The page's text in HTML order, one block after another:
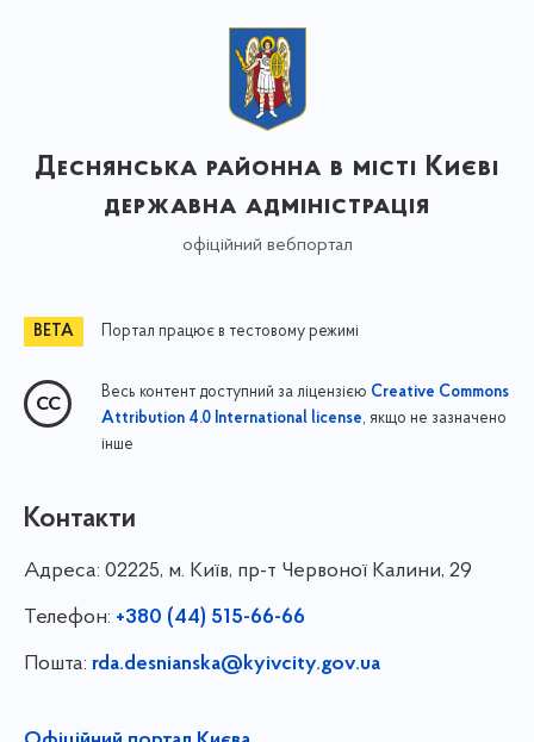
Деснянська районна в місті Києві
державна адміністрація
офіційний вебпортал
Портал працює в тестовому режимі
Весь контент доступний за ліцензією Creative Commons
Attribution 4.0 International license, якщо не зазначено
інше
Контакти
Адреса: 02225, м. Київ, пр-т Червоної Калини, 29
Телефон: +380 (44) 515-66-66
Пошта: rda.desnianska@kyivcity.gov.ua